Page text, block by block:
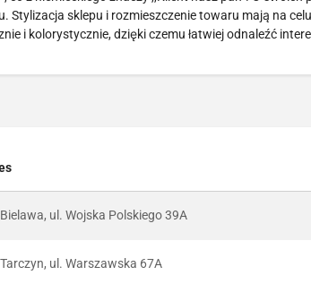
Stylizacja sklepu i rozmieszczenie towaru mają na
i kolorystycznie, dzięki czemu łatwiej odnaleźć
Bielawa, ul. Wojska Polskiego 39A
Tarczyn, ul. Warszawska 67A